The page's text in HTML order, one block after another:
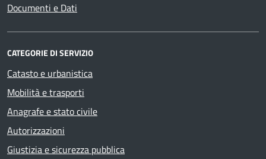
Documenti e Dati
CATEGORIE DI SERVIZIO
Catasto e urbanistica
Mobilità e trasporti
Anagrafe e stato civile
Autorizzazioni
Giustizia e sicurezza pubblica